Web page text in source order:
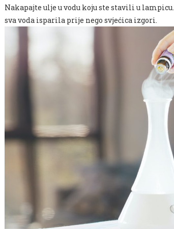
Nakapajte ulje u vodu koju ste stavili u
sva voda isparila prije nego svjećica izgori.